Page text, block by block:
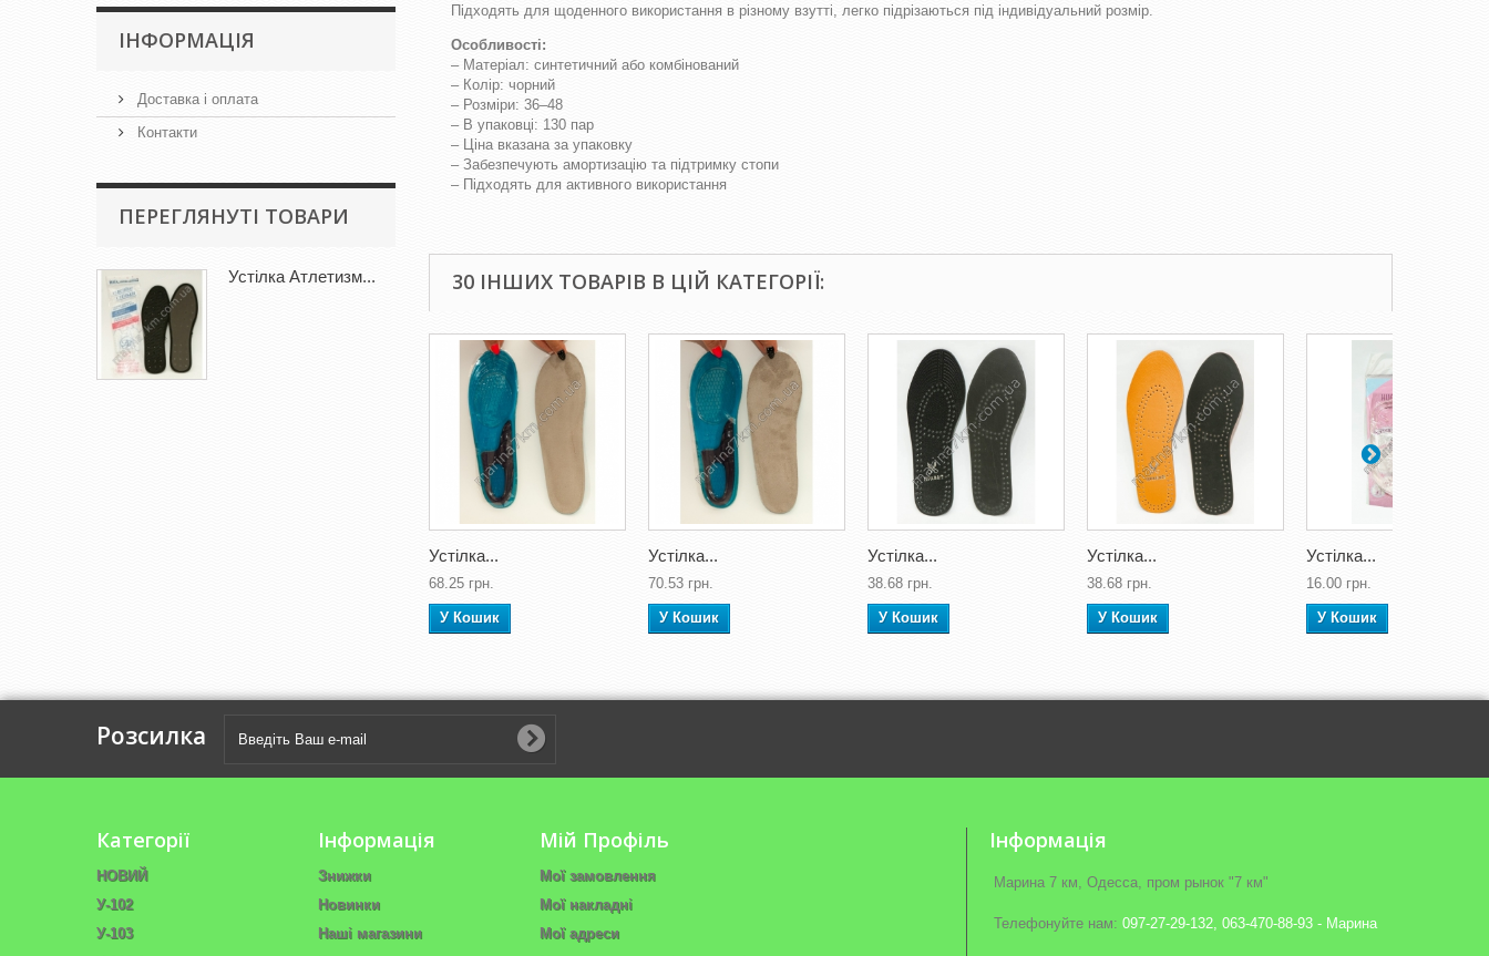
IНФОРМАЦІЯ
Доставка і оплата
Контакти
ПЕРЕГЛЯНУТІ ТОВАРИ
Устілка Атлетизм...
Підходять для щоденного використання в різному взутті, легко підрізаються під індивідуальний розмір.
Особливості:
– Матеріал: синтетичний або комбінований
– Колір: чорний
– Розміри: 36–48
– В упаковці: 130 пар
– Ціна вказана за упаковку
– Забезпечують амортизацію та підтримку стопи
– Підходять для активного використання
30 ІНШИХ ТОВАРІВ В ЦІЙ КАТЕГОРІЇ:
Устілка...
68.25 грн.
У Кошик
Устілка...
70.53 грн.
У Кошик
Устілка...
38.68 грн.
У Кошик
Устілка...
38.68 грн.
У Кошик
Устілка...
16.00 грн.
У Кошик
Розсилка
Категорії
НОВИЙ
У-102
У-103
Інформація
Знижки
Новинки
Наші магазини
Мій Профіль
Мої замовлення
Мої накладні
Мої адреси
Iнформація
Марина 7 км, Одесса, пром рынок "7 км"
Телефонуйте нам: 097-27-29-132, 063-470-88-93 - Марина